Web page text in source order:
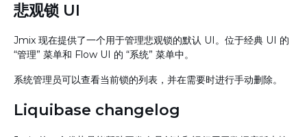
悲观锁 UI
Jmix 现在提供了一个用于管理悲观锁的默认 UI。位于经典 UI 的
“管理” 菜单和 Flow UI 的 “系统” 菜单中。
系统管理员可以查看当前锁的列表，并在需要时进行手动删除。
Liquibase changelog